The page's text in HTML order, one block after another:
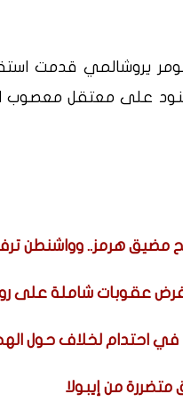
يروشالمي قدمت
جنود على معتقل
مضيق هرمز.. وواشنطن
عقوبات شاملة على
في احتدام لخلاف حول
من إيبولا